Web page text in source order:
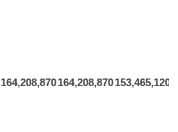
164,208,870164,208,870153,465,120